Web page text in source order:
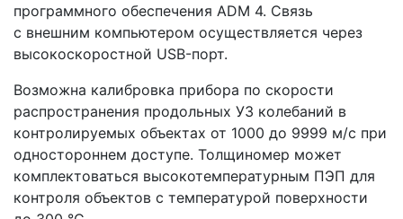
программного обеспечения ADM 4. Связь
с внешним компьютером осуществляется через
высокоскоростной USB-порт.
Возможна калибровка прибора по скорости
распространения продольных УЗ колебаний в
контролируемых объектах от 1000 до 9999 м/с при
одностороннем доступе. Толщиномер может
комплектоваться высокотемпературным ПЭП для
контроля объектов с температурой поверхности